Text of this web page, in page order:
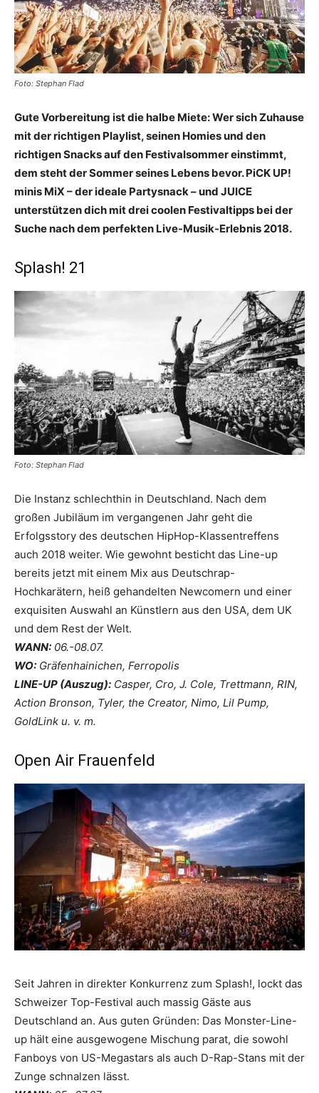
Foto: Stephan Flad
Gute Vorbereitung ist die halbe Miete: Wer sich Zuhause
mit der richtigen Playlist, seinen Homies und den
richtigen Snacks auf den Festivalsommer einstimmt,
dem steht der Sommer seines Lebens bevor. PiCK UP!
minis MiX – der ideale Partysnack – und JUICE
unterstützen dich mit drei coolen Festivaltipps bei der
Suche nach dem perfekten Live-Musik-Erlebnis 2018.
Splash! 21
Foto: Stephan Flad
Die Instanz schlechthin in Deutschland. Nach dem
großen Jubiläum im vergangenen Jahr geht die
Erfolgsstory des deutschen HipHop-Klassentreffens
auch 2018 weiter. Wie gewohnt besticht das Line-up
bereits jetzt mit einem Mix aus Deutschrap-
Hochkarätern, heiß gehandelten Newcomern und einer
exquisiten Auswahl an Künstlern aus den USA, dem UK
und dem Rest der Welt.
WANN: 06.-08.07.
WO: Gräfenhainichen, Ferropolis
LINE-UP (Auszug): Casper, Cro, J. Cole, Trettmann, RIN,
Action Bronson, Tyler, the Creator, Nimo, Lil Pump,
GoldLink u. v. m.
Open Air Frauenfeld
Seit Jahren in direkter Konkurrenz zum Splash!, lockt das
Schweizer Top-Festival auch massig Gäste aus
Deutschland an. Aus guten Gründen: Das Monster-Line-
up hält eine ausgewogene Mischung parat, die sowohl
Fanboys von US-Megastars als auch D-Rap-Stans mit der
Zunge schnalzen lässt.